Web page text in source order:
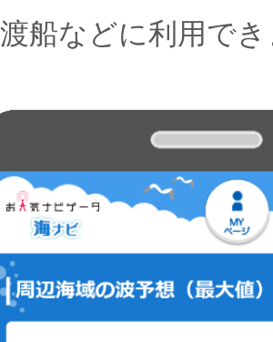
船などに利用で